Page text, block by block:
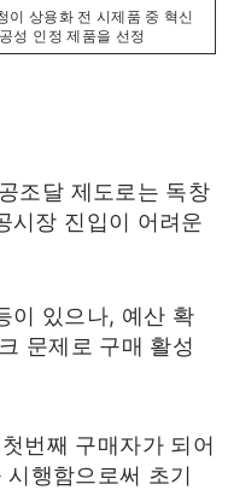
이 상용화 전 시제품 중 혁신
성 인정 제품을 선정
조달 제도로는 독창
시장 진입이 어려운
이 있으나, 예산 확
문제로 구매 활성
번째 구매자가 되어
행함으로써 초기